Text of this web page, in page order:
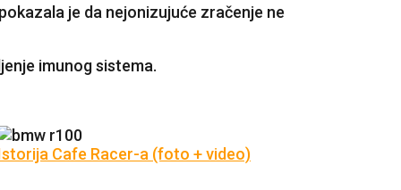
je da nejonizujuće zračenje ne
imunog sistema.
Cafe Racer-a (foto + video)